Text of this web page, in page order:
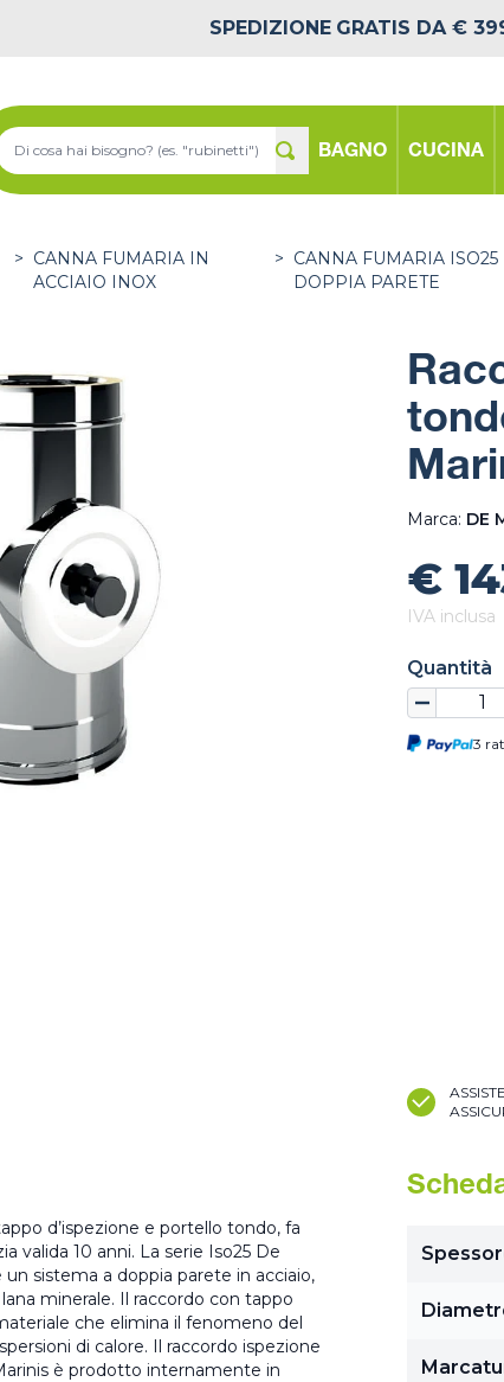
SPEDIZIONE GRATIS DA €
BAGNO CUCINA
> CANNA FUMARIA IN
ACCIAIO INOX
> CANNA FUMARIA ISO25
DOPPIA PARETE
Marca: DE
€
IVA inclusa
Quantità
3
d’ispezione e portello tondo, fa
valida 10 anni. La serie Iso25 De
sistema a doppia parete in acciaio,
minerale. Il raccordo con tappo
che elimina il fenomeno del
di calore. Il raccordo ispezione
è prodotto internamente in